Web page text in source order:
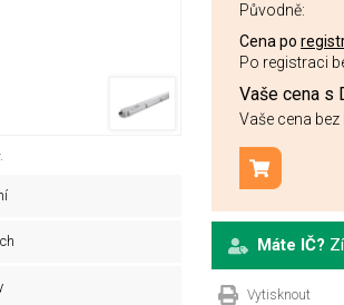
Původně:
Cena po
Po registraci
Vaše cena s
Vaše cena bez
Přidat do
Máte IČ?
Vytisknout